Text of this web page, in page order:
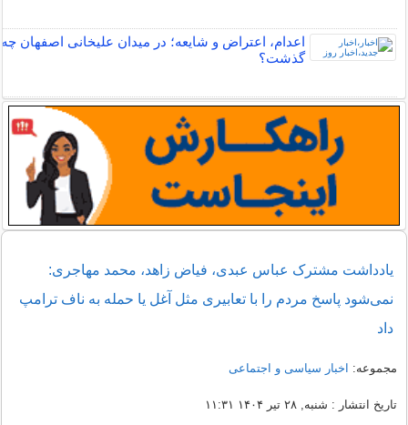
اعدام، اعتراض و شایعه؛ در میدان علیخانی اصفهان چه
گذشت؟
یادداشت مشترک عباس عبدی، فیاض زاهد، محمد مهاجری:
نمی‌شود پاسخ مردم را با تعابیری مثل آغل یا حمله به ناف ترامپ
داد
مجموعه: اخبار سیاسی و اجتماعی
تاریخ انتشار : شنبه, ۲۸ تیر ۱۴۰۴ ۱۱:۳۱